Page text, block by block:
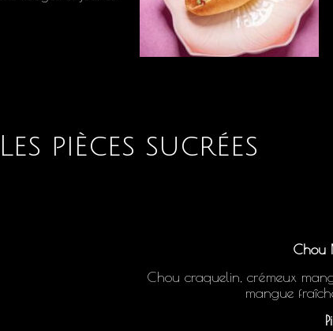
Les pièces sucrées
Chou
Chou craquelin, crémeux
mangue